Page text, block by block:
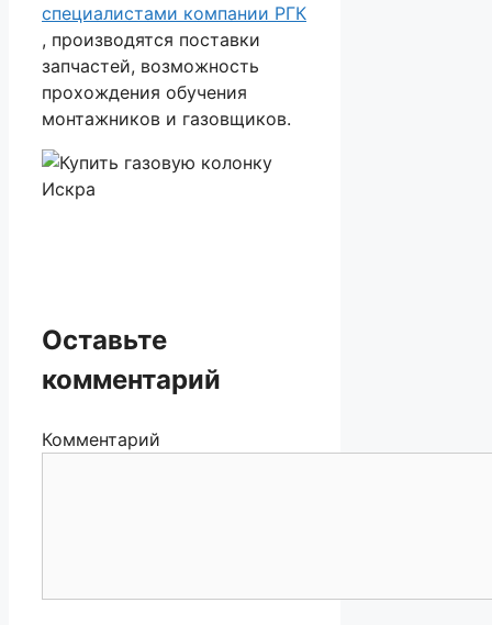
специалистами компании РГК
, производятся поставки
запчастей, возможность
прохождения обучения
монтажников и газовщиков.
Оставьте
комментарий
Комментарий